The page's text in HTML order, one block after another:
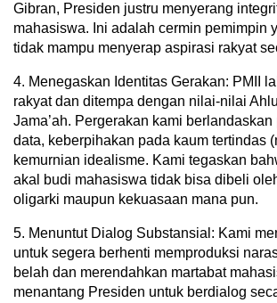
Gibran, Presiden justru menyerang
mahasiswa. Ini adalah cermin pemimpin
tidak mampu menyerap aspirasi rakyat
4. Menegaskan Identitas Gerakan: PMII
rakyat dan ditempa dengan nilai-nilai
Jama’ah. Pergerakan kami
data, keberpihakan pada kaum tertindas
kemurnian idealisme. Kami tegaskan
akal budi mahasiswa tidak bisa dibeli
oligarki maupun kekuasaan mana pun.
5. Menuntut Dialog Substansial: Kami
untuk segera berhenti memproduksi
belah dan merendahkan martabat
menantang Presiden untuk berdialog